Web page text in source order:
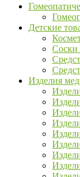
Детские
Соски
Изделия